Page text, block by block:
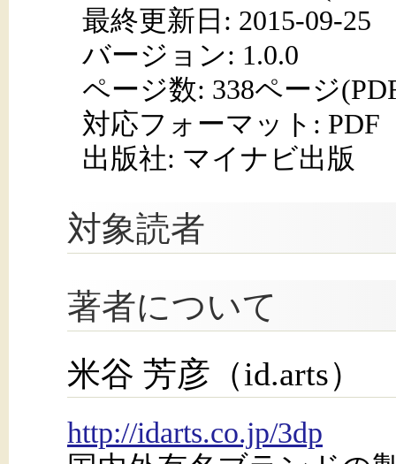
最終更新日: 2015-09-25
バージョン: 1.0.0
ページ数: 338ページ
対応フォーマット: PDF
出版社: マイナビ出版
対象読者
著者について
米谷 芳彦（id.arts）
http://idarts.co.jp/3dp